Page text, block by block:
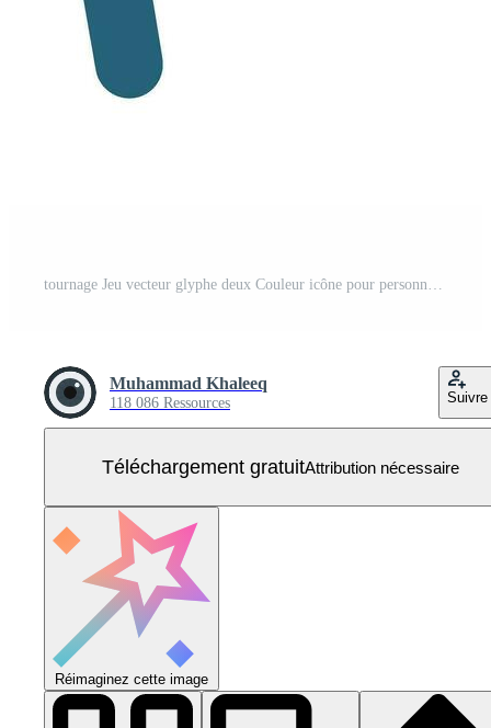
tournage Jeu vecteur glyphe deux Couleur icône pour personnel et commercial utiliser. Vecteur Gratuit
Muhammad Khaleeq
118 086 Ressources Suivre
Téléchargement gratuitAttribution nécessaire
Réimaginez cette image